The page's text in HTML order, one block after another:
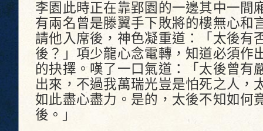
李園此時正在靠郢園的一邊其中一間
有兩名曾是滕翼手下敗將的樓無心和
請他入席後，神色凝重道：「太後有
後？」項少龍心念電轉，知道必須作
的抉擇。嘆了一口氣道：「太後曾有
出來，不過我萬瑞光豈是怕死之人，
如此盡心盡力。是的，太後不知如何
後。」